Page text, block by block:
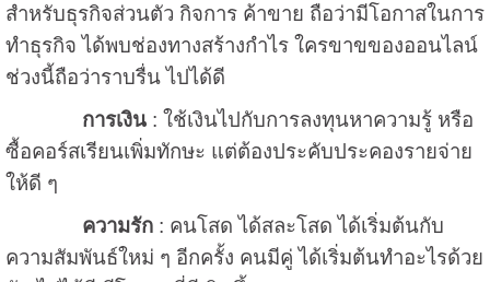
สำหรับธุรกิจส่วนตัว กิจการ ค้าขาย ถือว่ามีโอกาสในการ
ทำธุรกิจ ได้พบช่องทางสร้างกำไร ใครขาขของออนไลน์
ช่วงนี้ถือว่าราบรื่น ไปได้ดี
การเงิน: ใช้เงินไปกับการลงทุนหาความรู้ หรือ
ซื้อคอร์สเรียนเพิ่มทักษะ แต่ต้องประคับประคองรายจ่าย
ให้ดี ๆ
ความรัก: คนโสด ได้สละโสด ได้เริ่มต้นกับ
ความสัมพันธ์ใหม่ ๆ อีกครั้ง คนมีคู่ ได้เริ่มต้นทำอะไรด้วย